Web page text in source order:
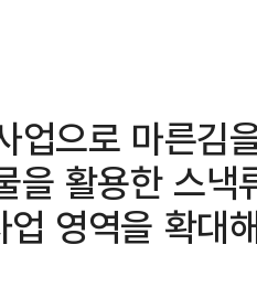
업으로 마른김
을 활용한 스
영역을 확대